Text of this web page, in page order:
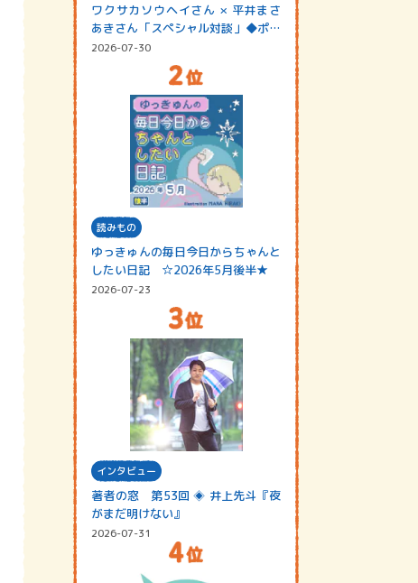
ワクサカソウヘイさん × 平井まさ
あきさん「スペシャル対談」◆ポッ
ドキャスト…
2026-07-30
読みもの
ゆっきゅんの毎日今日からちゃんと
したい日記 ☆2026年5月後半★
2026-07-23
インタビュー
著者の窓 第53回 ◈ 井上先斗『夜
がまだ明けない』
2026-07-31